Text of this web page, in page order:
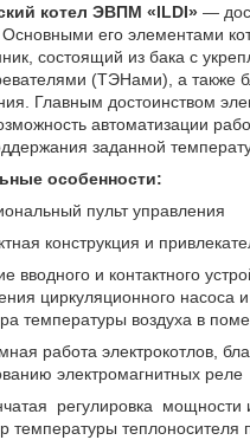
котел ЭВПМ «ILDI» —
Основными его элементами
состоящий из бака с
(ТЭНами), а также
Главным достоинством
автоматизации
заданной
особенности:
пульт управления
конструкция и
вводного и контактного
циркуляционного насоса
температуры воздуха в
работа электрокотлов,
электромагнитных реле
регулировка мощности
температуры теплоносителя